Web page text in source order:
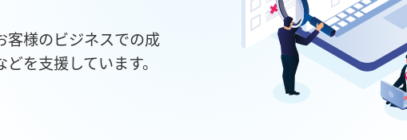
客様のビジネスでの成
を支援しています。